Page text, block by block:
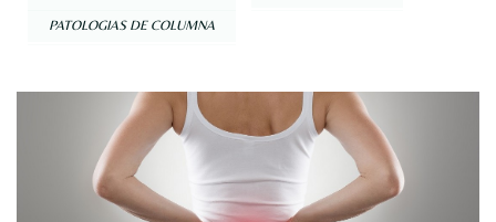
PATOLOGIAS DE COLUMNA
Navegación
entradas